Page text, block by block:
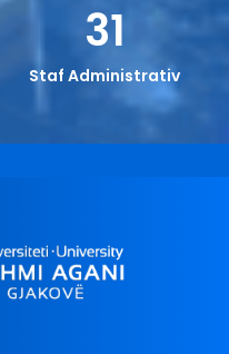
2026/27 -
31
Staf Administrativ